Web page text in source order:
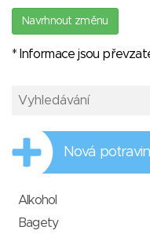
Navrhnout změnu
* Informace jsou
Nová
Alkohol
Bagety